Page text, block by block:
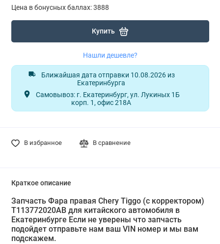
Цена в бонусных баллах: 3888
Купить
Нашли дешевле?
Ближайшая дата отправки 10.08.2026 из
Екатеринбурга
Самовывоз: г. Екатеринбург, ул. Лукиных 1Б
корп. 1, офис 218А
В избранное В сравнение
Краткое описание
Запчасть Фара правая Chery Тiggo (с корректором)
T113772020AB для китайского автомобиля в
Екатеринбурге Если не уверены что запчасть
подойдет отправьте нам ваш VIN номер и мы вам
подскажем.